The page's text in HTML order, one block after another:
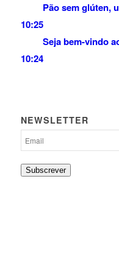
Pão sem glúten,
10:25
Seja bem-vindo
10:24
NEWSLETTER
Subscrever